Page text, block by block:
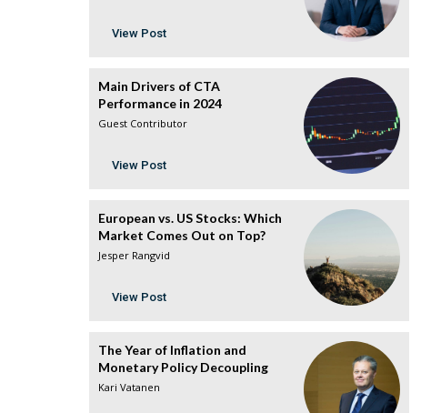
View Post
Main Drivers of CTA
Performance in 2024
Guest Contributor
View Post
European vs. US Stocks: Which
Market Comes Out on Top?
Jesper Rangvid
View Post
The Year of Inflation and
Monetary Policy Decoupling
Kari Vatanen